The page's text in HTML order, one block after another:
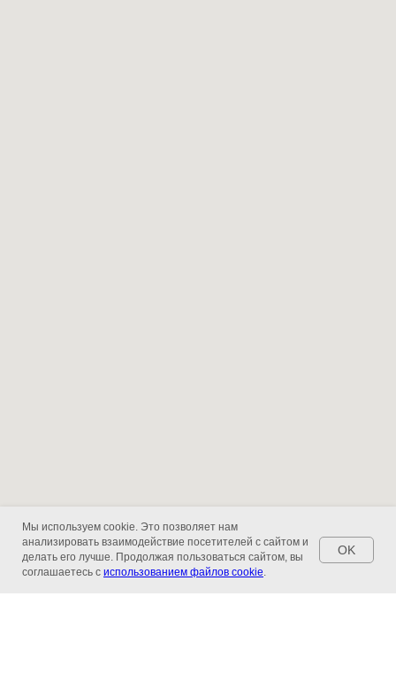
Мы используем cookie. Это позволяет нам
анализировать взаимодействие посетителей с сайтом и
делать его лучше. Продолжая пользоваться сайтом, вы
соглашаетесь с использованием файлов cookie.
OK